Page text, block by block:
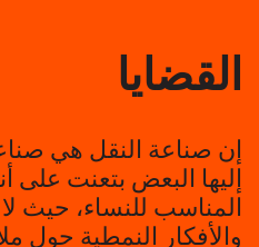
القضايا
إن صناعة النقل هي
إليها البعض بتعنت على
المناسب للنساء، حيث لا
والأفكار النمطية حول